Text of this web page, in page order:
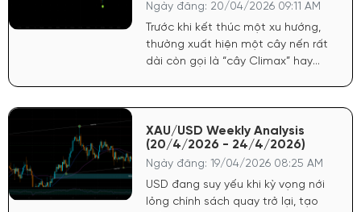
Ngày đăng: 20/04/2026 09:11 AM
Trước khi kết thúc một xu hướng,
thường xuất hiện một cây nến rất
dài còn gọi là “cây Climax” hay
XAU/USD Weekly Analysis
(20/4/2026 - 24/4/2026)
Ngày đăng: 19/04/2026 08:25 AM
USD đang suy yếu khi kỳ vọng nới
lỏng chính sách quay trở lại, tạo